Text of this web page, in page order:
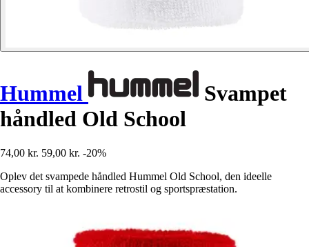
Hummel
Svampet
håndled Old School
74,00 kr. 59,00 kr. -20%
Oplev det svampede håndled Hummel Old School, den ideelle
accessory til at kombinere retrostil og sportspræstation.